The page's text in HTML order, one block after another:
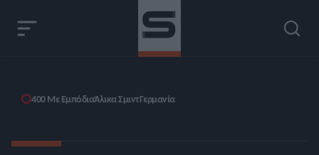
400 Με ΕμπόδιαΆλικα ΣμιντΓερμανία